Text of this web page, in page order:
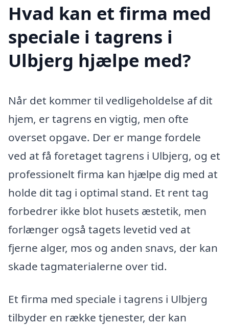
Hvad kan et firma med
speciale i tagrens i
Ulbjerg hjælpe med?
Når det kommer til vedligeholdelse af dit
hjem, er tagrens en vigtig, men ofte
overset opgave. Der er mange fordele
ved at få foretaget tagrens i Ulbjerg, og et
professionelt firma kan hjælpe dig med at
holde dit tag i optimal stand. Et rent tag
forbedrer ikke blot husets æstetik, men
forlænger også tagets levetid ved at
fjerne alger, mos og anden snavs, der kan
skade tagmaterialerne over tid.
Et firma med speciale i tagrens i Ulbjerg
tilbyder en række tjenester, der kan